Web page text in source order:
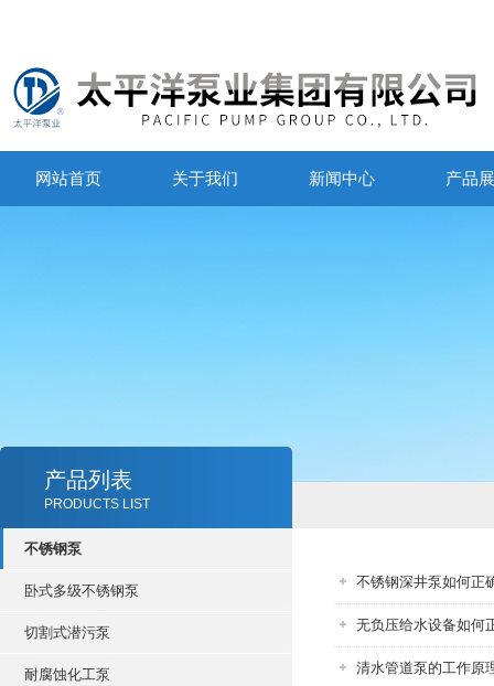
网站首页 关于我们 新闻中心 产品
产品列表
PRODUCTS LIST
不锈钢泵
卧式多级不锈钢泵
切割式潜污泵
耐腐蚀化工泵
不锈钢深井泵如何正
无负压给水设备如何
清水管道泵的工作原